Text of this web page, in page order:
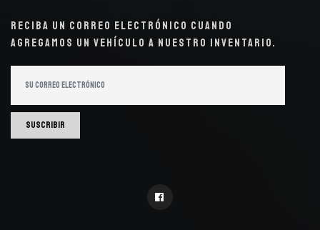
Reciba un correo electrónico cuando
agregamos un vehículo a nuestro inventario.
Suscribir